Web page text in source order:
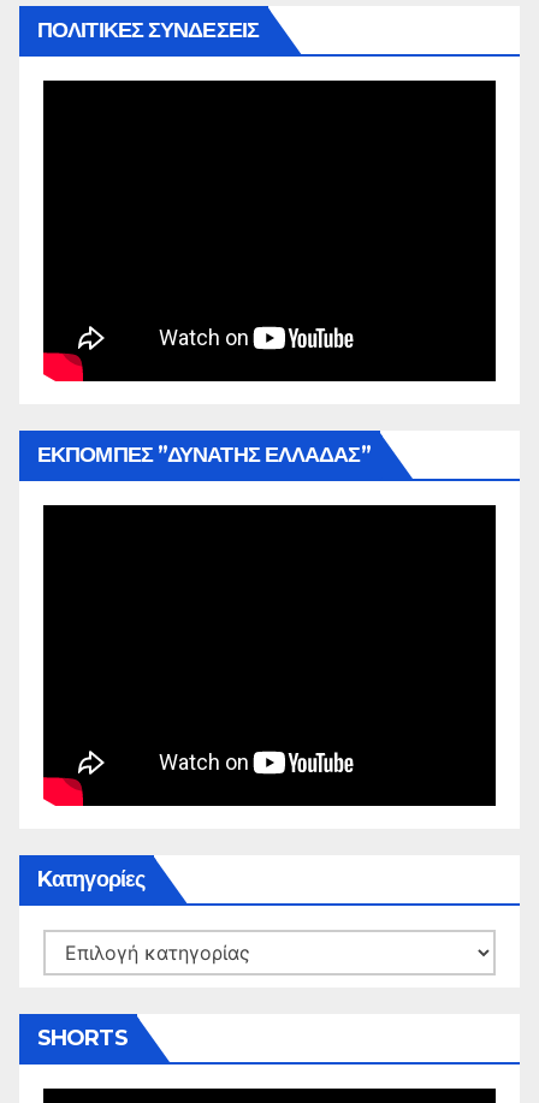
ΠΟΛΙΤΙΚΕΣ ΣΥΝΔΕΣΕΙΣ
ΕΚΠΟΜΠΕΣ ”ΔΥΝΑΤΗΣ ΕΛΛΑΔΑΣ”
Kατηγορίες
Kατηγορίες
SHORTS